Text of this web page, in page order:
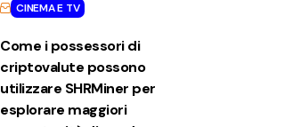
CINEMA E TV
Come i possessori di
criptovalute possono
utilizzare SHRMiner per
esplorare maggiori